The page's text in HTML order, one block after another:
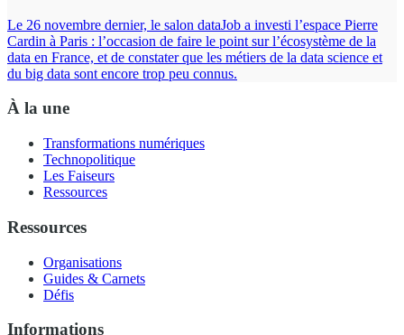
Le 26 novembre dernier, le salon dataJob a investi l’espace Pierre
Cardin à Paris : l’occasion de faire le point sur l’écosystème de la
data en France, et de constater que les métiers de la data science et
du big data sont encore trop peu connus.
À la une
Transformations numériques
Technopolitique
Les Faiseurs
Ressources
Ressources
Organisations
Guides & Carnets
Défis
Informations